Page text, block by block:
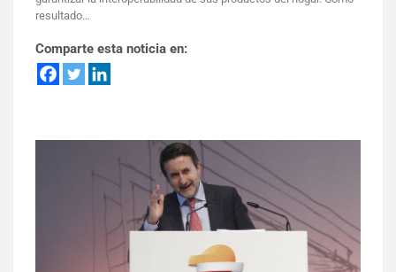
resultado…
Comparte esta noticia en: